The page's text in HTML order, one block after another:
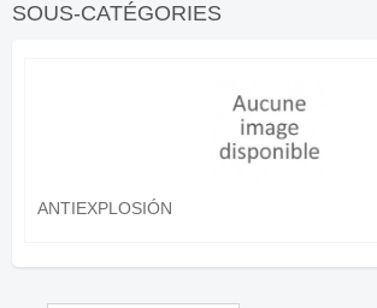
SOUS-CATÉGORIES
ANTIEXPLOSIÓN